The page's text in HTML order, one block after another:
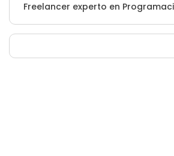
Freelancer experto en